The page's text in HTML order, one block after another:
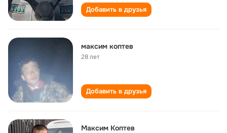
Добавить в друзья
максим коптев
28 лет
Добавить в друзья
Максим Коптев